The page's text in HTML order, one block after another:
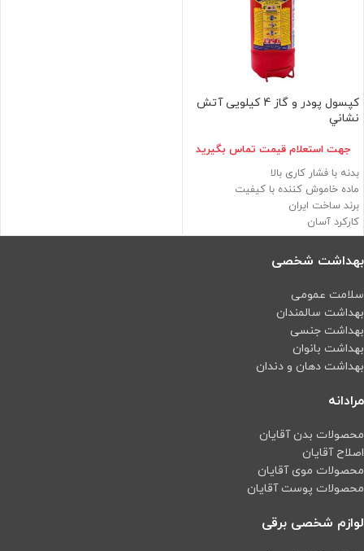
كپسول پودر و گاز 4 كيلويی آتش
نشاني
جهت استعلام قيمت تماس بگيريد
بدنه با فشار کاری بالا
ماده خاموش کننده با کیفیت
برند ساخت ایران
کارکرد آسان
دستگیره مقاوم
بهداشت شخصی
سلامت عمومی
بهداشت سالمندان
بهداشت جنسی
بهداشت بانوان
بهداشت دهان و دندان
مرادانه
محصولات بدن آقایان
اصلاح آقایان
محصولات موی آقایان
محصولات پوست آقایان
لوازم شخصی برقی